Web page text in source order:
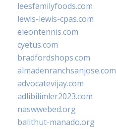
leesfamilyfoods.com
lewis-lewis-cpas.com
eleontennis.com
cyetus.com
bradfordshops.com
almadenranchsanjose.com
advocatevijay.com
adlibilimler2023.com
naswwebed.org
balithut-manado.org